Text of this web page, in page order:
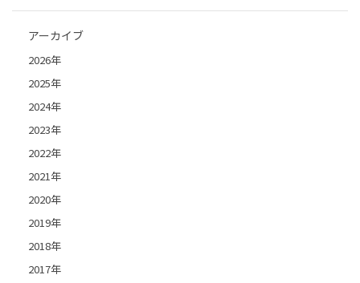
アーカイブ
2026年
2025年
2024年
2023年
2022年
2021年
2020年
2019年
2018年
2017年